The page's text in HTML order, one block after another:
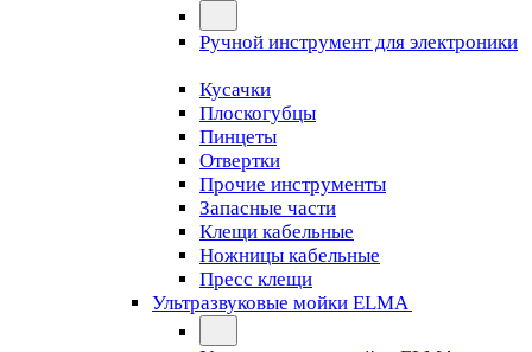
Ручной инструмент для электроники
Кусачки
Плоскогубцы
Пинцеты
Отвертки
Прочие инструменты
Запасные части
Клещи кабельные
Ножницы кабельные
Пресс клещи
Ультразвуковые мойки ELMA